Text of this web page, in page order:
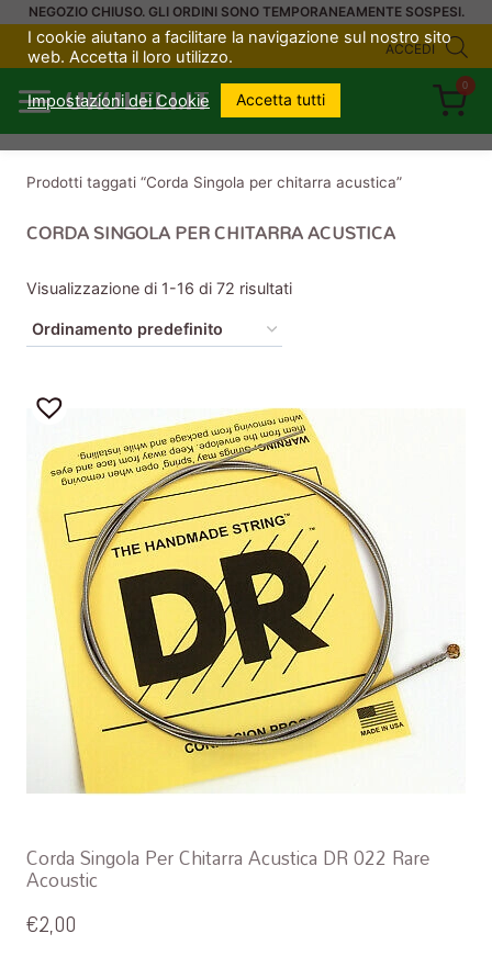
SaltaNEGOZIO CHIUSO. GLI ORDINI SONO TEMPORANEAMENTE SOSPESI.
ACCEDI
UKULELI.IT
0
Prodotti taggati “Corda Singola per chitarra acustica”
CORDA SINGOLA PER CHITARRA ACUSTICA
Visualizzazione di 1-16 di 72 risultati
Corda Singola Per Chitarra Acustica DR 022 Rare
Acoustic
€2,00
I cookie aiutano a facilitare la navigazione sul nostro sito
web. Accetta il loro utilizzo.
Impostazioni dei Cookie Accetta tutti